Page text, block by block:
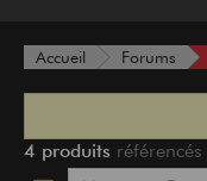
Accueil Forums
4 produits